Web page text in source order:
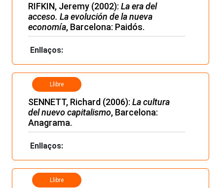
RIFKIN, Jeremy (2002): La era del
acceso. La evolución de la nueva
economía, Barcelona: Paidós.
Enllaços:
Llibre
SENNETT, Richard (2006): La cultura
del nuevo capitalismo, Barcelona:
Anagrama.
Enllaços:
Llibre